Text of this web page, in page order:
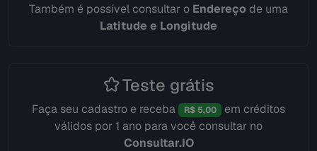
Também é possível consultar o Endereçode uma
Latitude e Longitude
Teste grátis
Faça seu cadastro e receba R$ 5,00
em créditos
válidos por 1 ano para você consultar no
Consultar.IO